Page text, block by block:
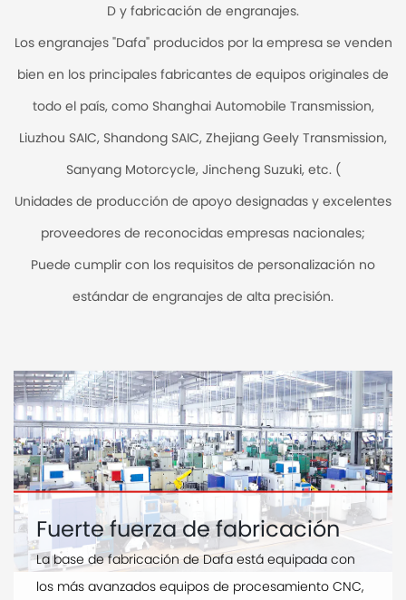
D y fabricación de engranajes.
Los engranajes "Dafa" producidos por la empresa se venden
bien en los principales fabricantes de equipos originales de
todo el país, como Shanghai Automobile Transmission,
Liuzhou SAIC, Shandong SAIC, Zhejiang Geely Transmission,
Sanyang Motorcycle, Jincheng Suzuki, etc. (
Unidades de producción de apoyo designadas y excelentes
proveedores de reconocidas empresas nacionales;
Puede cumplir con los requisitos de personalización no
estándar de engranajes de alta precisión.
Fuerte fuerza de fabricación
La base de fabricación de Dafa está equipada con
los más avanzados equipos de procesamiento CNC,